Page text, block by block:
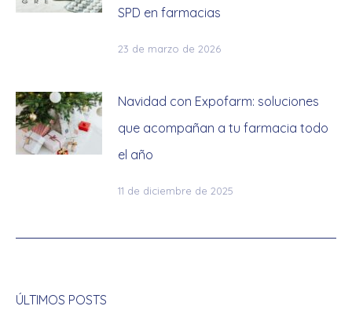
SPD en farmacias
23 de marzo de 2026
Navidad con Expofarm: soluciones
que acompañan a tu farmacia todo
el año
11 de diciembre de 2025
ÚLTIMOS POSTS